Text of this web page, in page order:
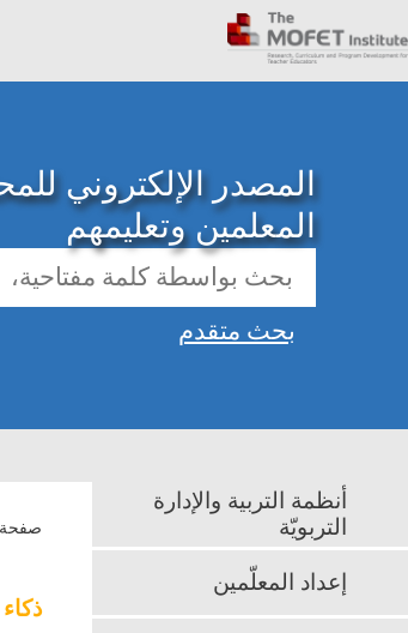
المصدر الإلكتروني
المعلمين وتعليمهم
بحث متقدم
صفحة
أنظمة التربية والإدارة
التربويّة
إعداد المعلّمين